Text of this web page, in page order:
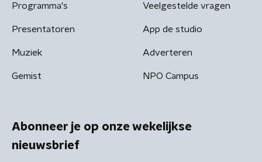
Programma's
Presentatoren
Muziek
Gemist
Veelgestelde vragen
App de studio
Adverteren
NPO Campus
Abonneer je op onze wekelijkse
nieuwsbrief